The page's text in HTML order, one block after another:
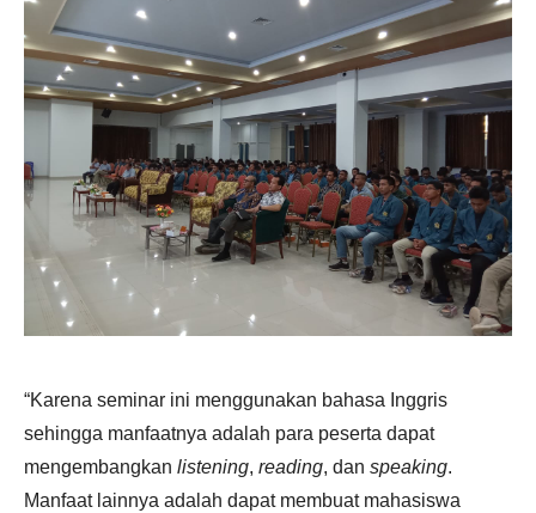
“Karena seminar ini menggunakan bahasa Inggris
sehingga manfaatnya adalah para peserta dapat
mengembangkan listening, reading, dan speaking.
Manfaat lainnya adalah dapat membuat mahasiswa